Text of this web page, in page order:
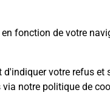
fonction de votre
votre refus et
via notre politique de